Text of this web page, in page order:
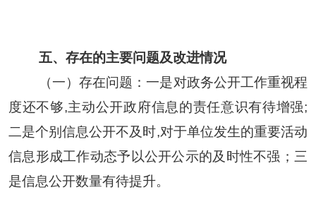
五、存在的主要问题及改进情况
（一）存在问题：一是对政务公开工作重视程
度还不够,主动公开政府信息的责任意识有待增强;
二是个别信息公开不及时,对于单位发生的重要活动
信息形成工作动态予以公开公示的及时性不强；三
是信息公开数量有待提升。